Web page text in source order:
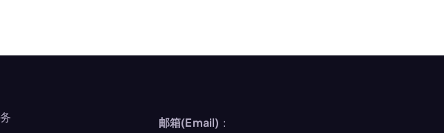
邮箱(Email) ：